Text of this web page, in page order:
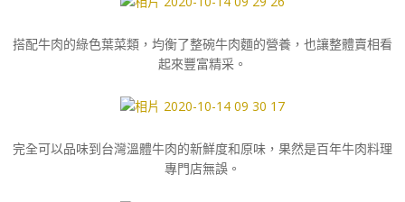
搭配牛肉的綠色葉菜類，均衡了整碗牛肉麵的營養，也讓整體賣相看
起來豐富精采。
完全可以品味到台灣溫體牛肉的新鮮度和原味，果然是百年牛肉料理
專門店無誤。